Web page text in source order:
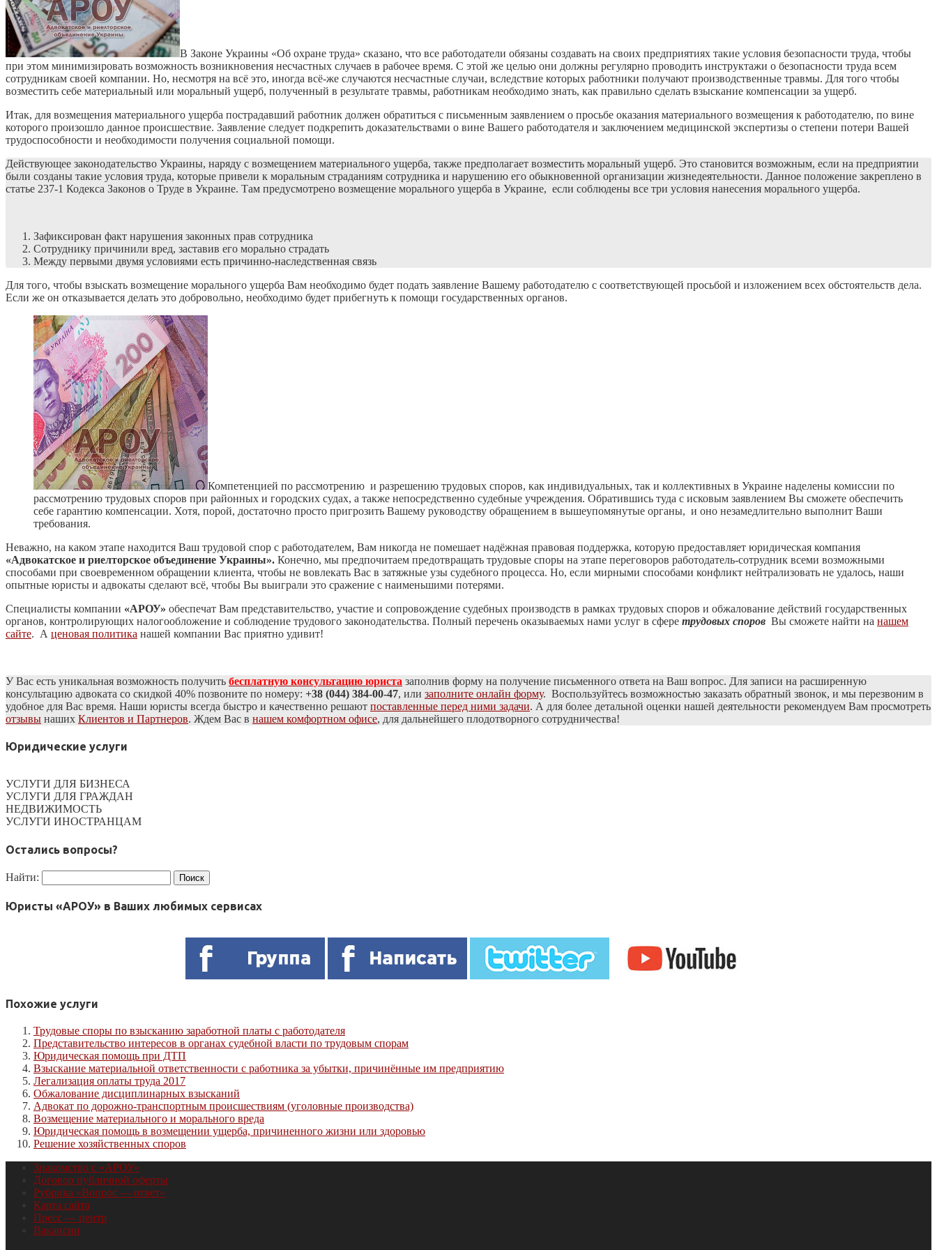
В Законе Украины «Об охране труда» сказано, что все работодатели обязаны создавать на своих предприятиях такие условия безопасности труда, чтобы
при этом минимизировать возможность возникновения несчастных случаев в рабочее время. С этой же целью они должны регулярно проводить инструктажи о безопасности труда всем
сотрудникам своей компании. Но, несмотря на всё это, иногда всё-же случаются несчастные случаи, вследствие которых работники получают производственные травмы. Для того чтобы
возместить себе материальный или моральный ущерб, полученный в результате травмы, работникам необходимо знать, как правильно сделать взыскание компенсации за ущерб.
Итак, для возмещения материального ущерба пострадавший работник должен обратиться с письменным заявлением о просьбе оказания материального возмещения к работодателю, по вине
которого произошло данное происшествие. Заявление следует подкрепить доказательствами о вине Вашего работодателя и заключением медицинской экспертизы о степени потери Вашей
трудоспособности и необходимости получения социальной помощи.
Действующее законодательство Украины, наряду с возмещением материального ущерба, также предполагает возместить моральный ущерб. Это становится возможным, если на предприятии
были созданы такие условия труда, которые привели к моральным страданиям сотрудника и нарушению его обыкновенной организации жизнедеятельности. Данное положение закреплено в
статье 237-1 Кодекса Законов о Труде в Украине. Там предусмотрено возмещение морального ущерба в Украине, если соблюдены все три условия нанесения морального ущерба.
Зафиксирован факт нарушения законных прав сотрудника
Сотруднику причинили вред, заставив его морально страдать
Между первыми двумя условиями есть причинно-наследственная связь
Для того, чтобы взыскать возмещение морального ущерба Вам необходимо будет подать заявление Вашему работодателю с соответствующей просьбой и изложением всех обстоятельств дела.
Если же он отказывается делать это добровольно, необходимо будет прибегнуть к помощи государственных органов.
Компетенцией по рассмотрению и разрешению трудовых споров, как индивидуальных, так и коллективных в Украине наделены комиссии по
рассмотрению трудовых споров при районных и городских судах, а также непосредственно судебные учреждения. Обратившись туда с исковым заявлением Вы сможете обеспечить
себе гарантию компенсации. Хотя, порой, достаточно просто пригрозить Вашему руководству обращением в вышеупомянутые органы, и оно незамедлительно выполнит Ваши
требования.
Неважно, на каком этапе находится Ваш трудовой спор с работодателем, Вам никогда не помешает надёжная правовая поддержка, которую предоставляет юридическая компания
«Адвокатское и риелторское объединение Украины». Конечно, мы предпочитаем предотвращать трудовые споры на этапе переговоров работодатель-сотрудник всеми возможными
способами при своевременном обращении клиента, чтобы не вовлекать Вас в затяжные узы судебного процесса. Но, если мирными способами конфликт нейтрализовать не удалось, наши
опытные юристы и адвокаты сделают всё, чтобы Вы выиграли это сражение с наименьшими потерями.
Специалисты компании «АРОУ» обеспечат Вам представительство, участие и сопровождение судебных производств в рамках трудовых споров и обжалование действий государственных
органов, контролирующих налогообложение и соблюдение трудового законодательства. Полный перечень оказываемых нами услуг в сфере трудовых споров Вы сможете найти на нашем
сайте. А ценовая политика нашей компании Вас приятно удивит!
У Вас есть уникальная возможность получить бесплатную консультацию юриста заполнив форму на получение письменного ответа на Ваш вопрос. Для записи на расширенную
консультацию адвоката со скидкой 40% позвоните по номеру: +38 (044) 384-00-47, или заполните онлайн форму. Воспользуйтесь возможностью заказать обратный звонок, и мы перезвоним в
удобное для Вас время. Наши юристы всегда быстро и качественно решают поставленные перед ними задачи. А для более детальной оценки нашей деятельности рекомендуем Вам просмотреть
отзывы наших Клиентов и Партнеров. Ждем Вас в нашем комфортном офисе, для дальнейшего плодотворного сотрудничества!
Юридические услуги
УСЛУГИ ДЛЯ БИЗНЕСА
УСЛУГИ ДЛЯ ГРАЖДАН
НЕДВИЖИМОСТЬ
УСЛУГИ ИНОСТРАНЦАМ
Остались вопросы?
Найти:
Юристы «АРОУ» в Ваших любимых сервисах
Похожие услуги
Трудовые споры по взысканию заработной платы с работодателя
Представительство интересов в органах судебной власти по трудовым спорам
Юридическая помощь при ДТП
Взыскание материальной ответственности с работника за убытки, причинённые им предприятию
Легализация оплаты труда 2017
Обжалование дисциплинарных взысканий
Адвокат по дорожно-транспортным происшествиям (уголовные производства)
Возмещение материального и морального вреда
Юридическая помощь в возмещении ущерба, причиненного жизни или здоровью
Решение хозяйственных споров
Знакомство с «АРОУ»
Договор публичной оферты
Рубрика «Вопрос — ответ»
Карта сайта
Пресс — центр
Вакансии